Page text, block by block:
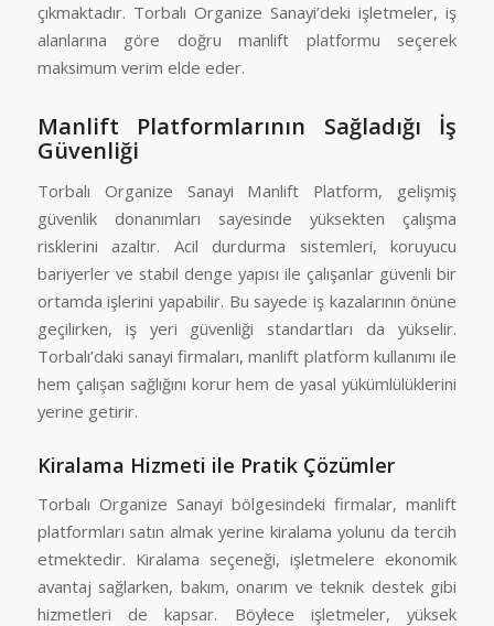
çıkmaktadır. Torbalı Organize Sanayi’deki işletmeler, iş
alanlarına göre doğru manlift platformu seçerek
maksimum verim elde eder.
Manlift Platformlarının Sağladığı İş
Güvenliği
Torbalı Organize Sanayi Manlift Platform, gelişmiş
güvenlik donanımları sayesinde yüksekten çalışma
risklerini azaltır. Acil durdurma sistemleri, koruyucu
bariyerler ve stabil denge yapısı ile çalışanlar güvenli bir
ortamda işlerini yapabilir. Bu sayede iş kazalarının önüne
geçilirken, iş yeri güvenliği standartları da yükselir.
Torbalı’daki sanayi firmaları, manlift platform kullanımı ile
hem çalışan sağlığını korur hem de yasal yükümlülüklerini
yerine getirir.
Kiralama Hizmeti ile Pratik Çözümler
Torbalı Organize Sanayi bölgesindeki firmalar, manlift
platformları satın almak yerine kiralama yolunu da tercih
etmektedir. Kiralama seçeneği, işletmelere ekonomik
avantaj sağlarken, bakım, onarım ve teknik destek gibi
hizmetleri de kapsar. Böylece işletmeler, yüksek